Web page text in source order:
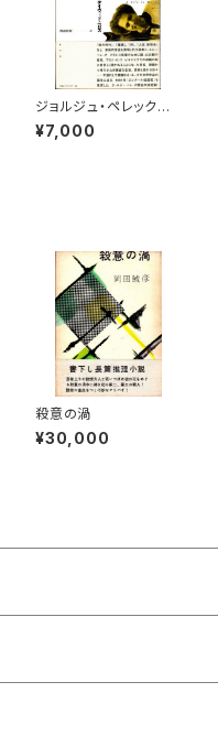
ジョルジュ・ペレック
伝 言葉に明け暮れた
生涯
¥7,000
殺意の渦
¥30,000